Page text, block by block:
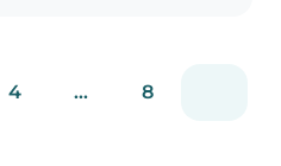
4 ... 8